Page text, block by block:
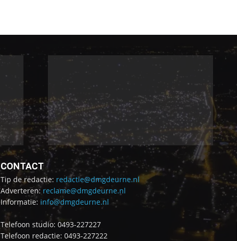
CONTACT
Tip de redactie: redactie@dmgdeurne.nl
Adverteren: reclame@dmgdeurne.nl
Informatie: info@dmgdeurne.nl
Telefoon studio: 0493-227227
Telefoon redactie: 0493-227222